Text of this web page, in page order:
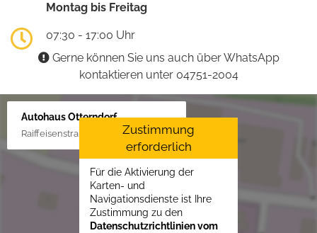
Montag bis Freitag
07:30 - 17:00 Uhr
Gerne können Sie uns auch über WhatsApp
kontaktieren unter 04751-2004
Autohaus Otterndorf
Raiffeisenstraße 1, 21762 Otterndorf
Zustimmung
erforderlich
Für die Aktivierung der
Karten- und
Navigationsdienste ist Ihre
Zustimmung zu den
Datenschutzrichtlinien vom